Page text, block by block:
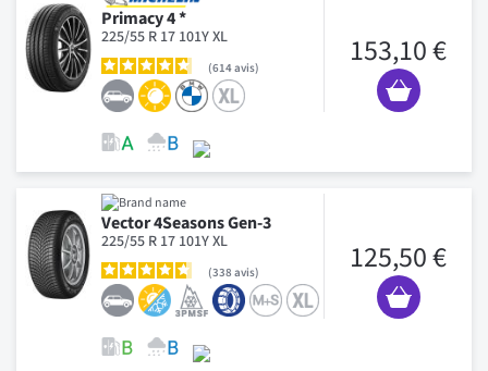
Primacy 4 *
225/55 R 17 101Y XL
614avis 153,10 €
Vector 4Seasons Gen-3
225/55 R 17 101Y XL
338 avis 125,50 €